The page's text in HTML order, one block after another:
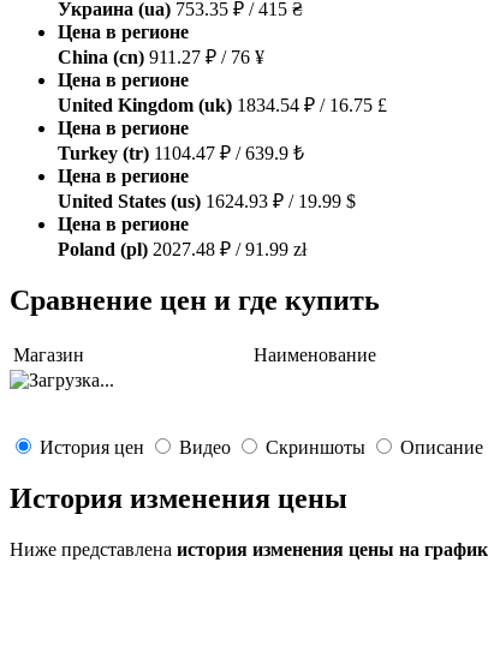
Украина (ua) 753.35 ₽ / 415 ₴
Цена в регионе
China (cn) 911.27 ₽ / 76 ¥
Цена в регионе
United Kingdom (uk) 1834.54 ₽ / 16.75 £
Цена в регионе
Turkey (tr) 1104.47 ₽ / 639.9 ₺
Цена в регионе
United States (us) 1624.93 ₽ / 19.99 $
Цена в регионе
Poland (pl) 2027.48 ₽ / 91.99 zł
Сравнение цен и где купить
Магазин Наименование
История цен Видео Скриншоты Описание
История изменения цены
Ниже представлена история изменения цены на